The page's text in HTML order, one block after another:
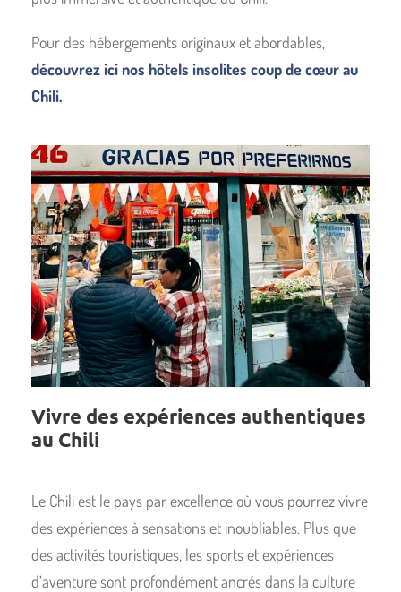
Pour des hébergements originaux et abordables,
découvrez ici nos hôtels insolites coup de cœur au
Chili.
Vivre des expériences authentiques
au Chili
Le Chili est le pays par excellence où vous pourrez vivre
des expériences à sensations et inoubliables. Plus que
des activités touristiques, les sports et expériences
d’aventure sont profondément ancrés dans la culture